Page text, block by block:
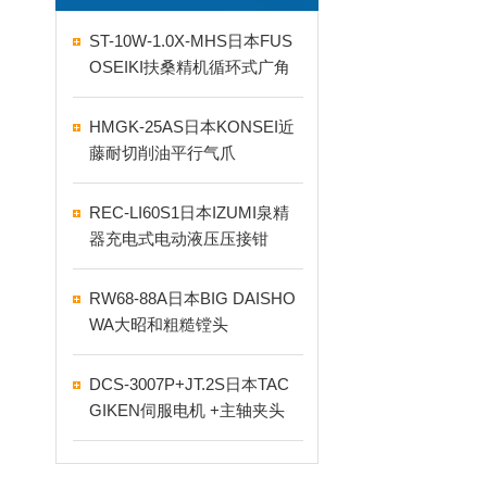
ST-10W-1.0X-MHS日本FUS
OSEIKI扶桑精机循环式广角
自动喷嘴
HMGK-25AS日本KONSEI近
藤耐切削油平行气爪
REC-LI60S1日本IZUMI泉精
器充电式电动液压压接钳
RW68-88A日本BIG DAISHO
WA大昭和粗糙镗头
DCS-3007P+JT.2S日本TAC
GIKEN伺服电机 +主轴夹头